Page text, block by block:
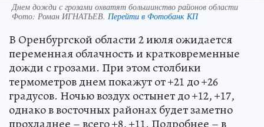
Днем дожди с грозами охватят большинство районов области
Фото: Роман ИГНАТЬЕВ. Перейти в Фотобанк КП
В Оренбургской области 2 июля ожидается
переменная облачность и кратковременные
дожди с грозами. При этом столбики
термометров днем покажут от +21 до +26
градусов. Ночью воздух остынет до +12, +17,
однако в восточных районах будет заметно
прохладнее – всего +8, +11. Подробнее – в